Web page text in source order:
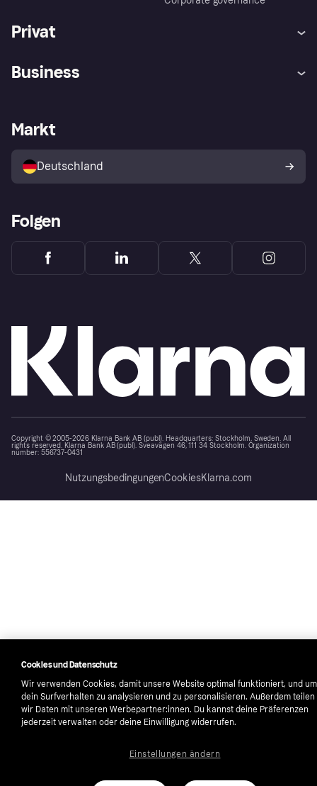
Privat
Klarna App
Shops entdecken
Käuferschutzrichtlinie
Dein Widerrufsrecht
Business
Händlerportal
Markt
Deutschland
Folgen
Copyright © 2005-2026 Klarna Bank AB (publ). Headquarters: Stockholm, Sweden. All
rights reserved. Klarna Bank AB (publ). Sveavägen 46, 111 34 Stockholm. Organization
number: 556737-0431
NutzungsbedingungenCookiesKlarna.com
Cookies und Datenschutz
Wir verwenden Cookies, damit unsere Website optimal funktioniert, und um
dein Surfverhalten zu analysieren und zu personalisieren. Außerdem teilen
wir Daten mit unseren Werbepartner:innen. Du kannst deine Präferenzen
jederzeit verwalten oder deine Einwilligung widerrufen.
Einstellungen ändern